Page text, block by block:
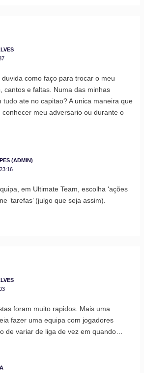
como faço para trocar o meu
cantos e faltas. Numa das minhas
tudo ate no capitao? A unica maneira que
meu adversario ou durante o
(ADMIN)
em Ultimate Team, escolha ‘ações
‘tarefas’ (julgo que seja assim).
foram muito rapidos. Mais uma
fazer uma equipa com jogadores
de variar de liga de vez em quando…